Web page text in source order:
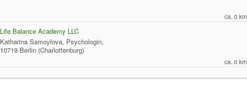
ca. 0 km
ca. 0 km
Life Balance Academy LLC
Katharina Samoylova, Psychologin,
10719 Berlin (Charlottenburg)